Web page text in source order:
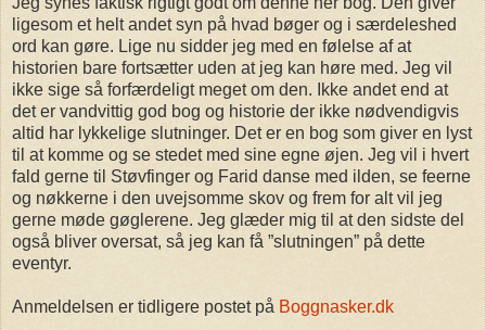
ligesom et helt andet syn på hvad bøger og i særdeleshed
ord kan gøre. Lige nu sidder jeg med en følelse af at
historien bare fortsætter uden at jeg kan høre med. Jeg vil
ikke sige så forfærdeligt meget om den. Ikke andet end at
det er vandvittig god bog og historie der ikke nødvendigvis
altid har lykkelige slutninger. Det er en bog som giver en lyst
til at komme og se stedet med sine egne øjen. Jeg vil i hvert
fald gerne til Støvfinger og Farid danse med ilden, se feerne
og nøkkerne i den uvejsomme skov og frem for alt vil jeg
gerne møde gøglerene. Jeg glæder mig til at den sidste del
også bliver oversat, så jeg kan få ”slutningen” på dette
eventyr.
Anmeldelsen er tidligere postet på Boggnasker.dk